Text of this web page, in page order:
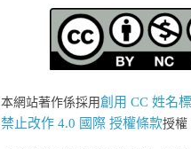
本網站著作係採用創用 CC 姓名
禁止改作 4.0 國際 授權條款授權